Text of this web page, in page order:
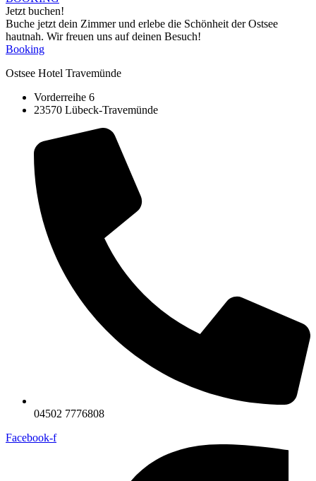
Jetzt buchen!
Buche jetzt dein Zimmer und erlebe die Schönheit der Ostsee
hautnah. Wir freuen uns auf deinen Besuch!
Booking
Ostsee Hotel Travemünde
Vorderreihe 6
23570 Lübeck-Travemünde
04502 7776808
Facebook-f